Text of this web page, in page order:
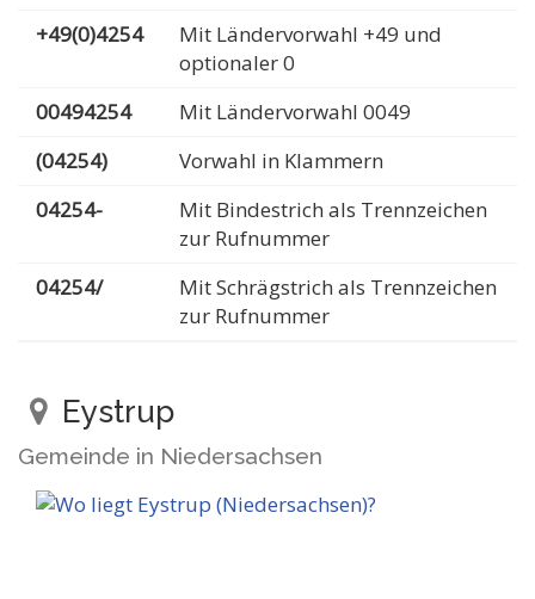
+49(0)4254
Mit Ländervorwahl +49 und
optionaler 0
00494254
Mit Ländervorwahl 0049
(04254)
Vorwahl in Klammern
04254-
Mit Bindestrich als Trennzeichen
zur Rufnummer
04254/
Mit Schrägstrich als Trennzeichen
zur Rufnummer
Eystrup
Gemeinde in Niedersachsen